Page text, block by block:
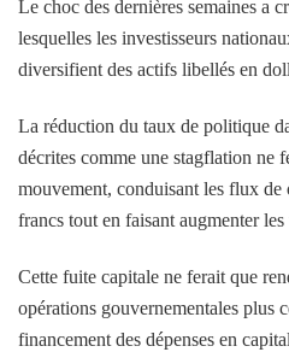
Le choc des dernières semaines a
lesquelles les investisseurs
diversifient des actifs libellés en
La réduction du taux de politique
décrites comme une stagflation ne
mouvement, conduisant les flux de
francs tout en faisant augmenter
Cette fuite capitale ne ferait que
opérations gouvernementales plus
financement des dépenses en